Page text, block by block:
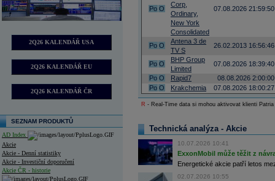
2Q26 KALENDÁŘ USA
2Q26 KALENDÁŘ EU
2Q26 KALENDÁŘ ČR
SEZNAM PRODUKTŮ
AD Index
Akcie
Akcie - Denní statistiky
Akcie - Investiční doporučení
Akcie ČR - historie
Po O
Corp,
Ordinary,
New York
Consolidated
07.08.2026 21:59:50
Po O
Antena 3 de
TV S
26.02.2013 16:56:46
Po O
BHP Group
Limited
07.08.2026 18:39:40
Po O Rapid7
08.08.2026 2:00:00
Po O Krakchemia 07.08.2026 18:00:27
R - Real-Time data si mohou aktivovat klienti
Technická analýza - Akcie
10.07.2026 10:41
ExxonMobil může těžit z
Energetické akcie patří letos
02.07.2026 10:55